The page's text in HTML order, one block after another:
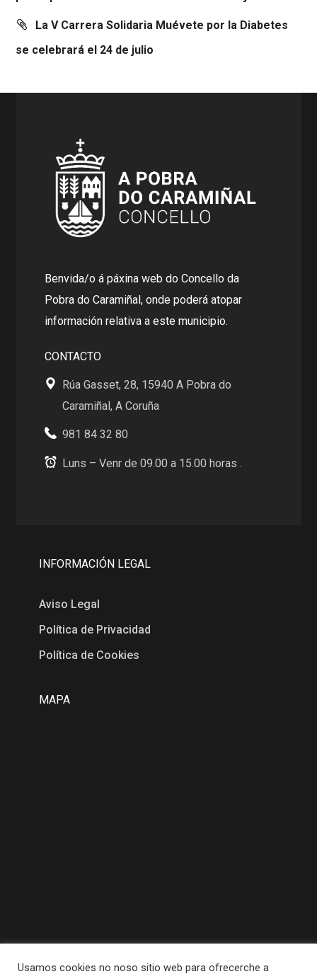
La V Carrera Solidaria Muévete por la Diabetes
se celebrará el 24 de julio
Benvida/o á páxina web do Concello da
Pobra do Caramiñal, onde poderá atopar
información relativa a este municipio.
CONTACTO
Rúa Gasset, 28, 15940 A Pobra do
Caramiñal, A Coruña
981 84 32 80
Luns – Venr de 09.00 a 15.00 horas .
INFORMACIÓN LEGAL
Aviso Legal
Política de Privacidad
Política de Cookies
MAPA
Usamos cookies no noso sitio web para ofrecerche a